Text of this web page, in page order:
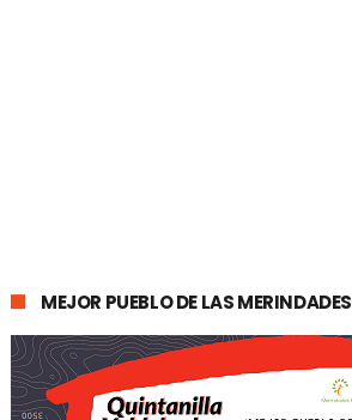
MEJOR PUEBLO DE LAS MERINDADES